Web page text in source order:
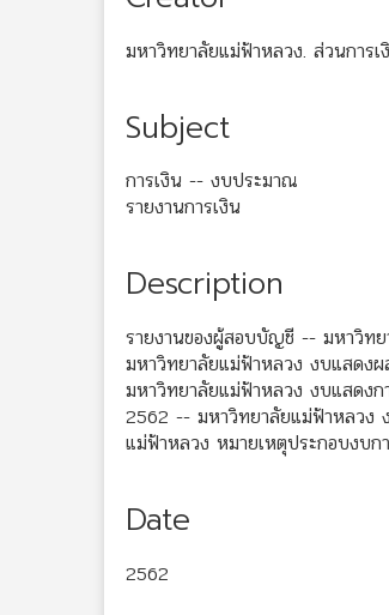
มหาวิทยาลัยแม่ฟ้าหลวง. ส่วนการ
Subject
การเงิน -- งบประมาณ
รายงานการเงิน
Description
รายงานของผู้สอบบัญชี -- มหาวิท
มหาวิทยาลัยแม่ฟ้าหลวง งบแสดง
มหาวิทยาลัยแม่ฟ้าหลวง งบแสด
2562 -- มหาวิทยาลัยแม่ฟ้าหลวง
แม่ฟ้าหลวง หมายเหตุประกอบงบ
Date
2562